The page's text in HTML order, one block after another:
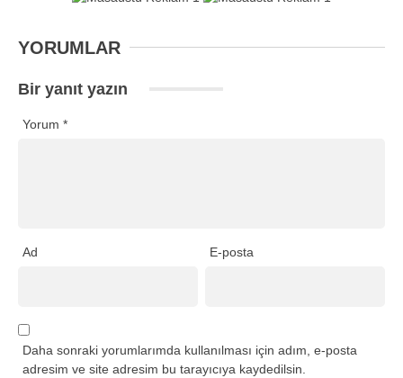
YORUMLAR
Bir yanıt yazın
Yorum *
Ad E-posta
Daha sonraki yorumlarımda kullanılması için adım, e-posta
adresim ve site adresim bu tarayıcıya kaydedilsin.